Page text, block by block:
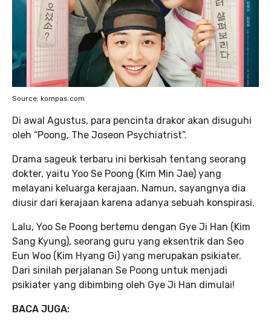
Source: kompas.com
Di awal Agustus, para pencinta drakor akan disuguhi
oleh “Poong, The Joseon Psychiatrist”.
Drama sageuk terbaru ini berkisah tentang seorang
dokter, yaitu Yoo Se Poong (Kim Min Jae) yang
melayani keluarga kerajaan. Namun, sayangnya dia
diusir dari kerajaan karena adanya sebuah konspirasi.
Lalu, Yoo Se Poong bertemu dengan Gye Ji Han (Kim
Sang Kyung), seorang guru yang eksentrik dan Seo
Eun Woo (Kim Hyang Gi) yang merupakan psikiater.
Dari sinilah perjalanan Se Poong untuk menjadi
psikiater yang dibimbing oleh Gye Ji Han dimulai!
BACA JUGA: